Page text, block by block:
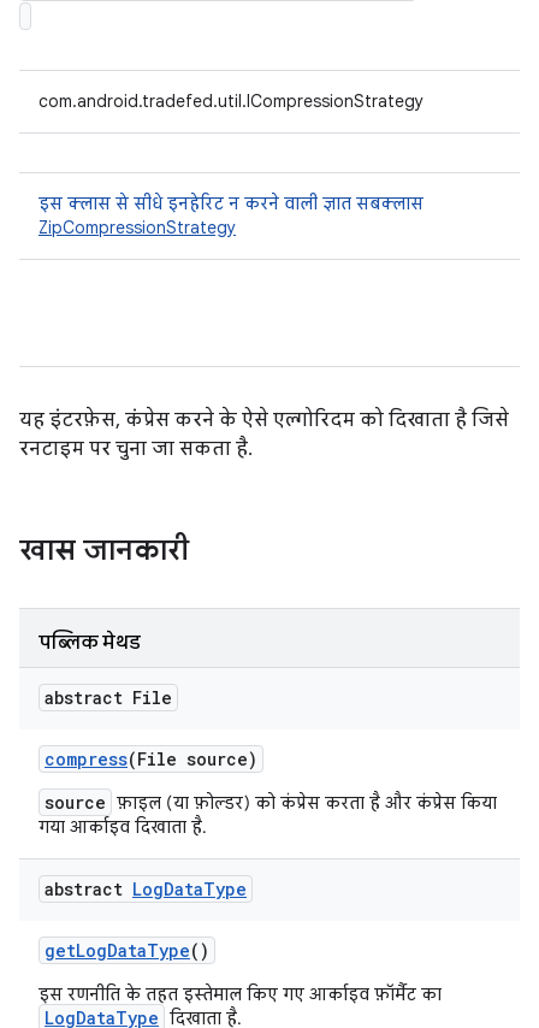
com.android.tradefed.util.ICompressionStrategy
इस क्लास से सीधे इनहेरिट न करने वाली ज्ञात सबक्लास
ZipCompressionStrategy
यह इंटरफ़ेस, कंप्रेस करने के ऐसे एल्गोरिदम को दिखाता है जिसे
रनटाइम पर चुना जा सकता है.
खास जानकारी
पब्लिक मेथड
abstract File
compress(File source)
source फ़ाइल (या फ़ोल्डर) को कंप्रेस करता है और कंप्रेस किया
गया आर्काइव दिखाता है.
abstract LogDataType
getLogDataType()
इस रणनीति के तहत इस्तेमाल किए गए आर्काइव फ़ॉर्मैट का
LogDataType दिखाता है.